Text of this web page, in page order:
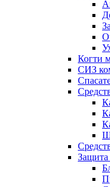
Когти
СИЗ
Защита